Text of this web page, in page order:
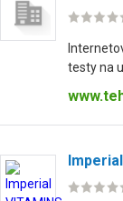
testy na